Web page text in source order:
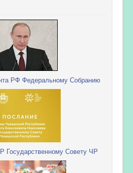
РФ Федеральному Собранию
Государственному Совету ЧР